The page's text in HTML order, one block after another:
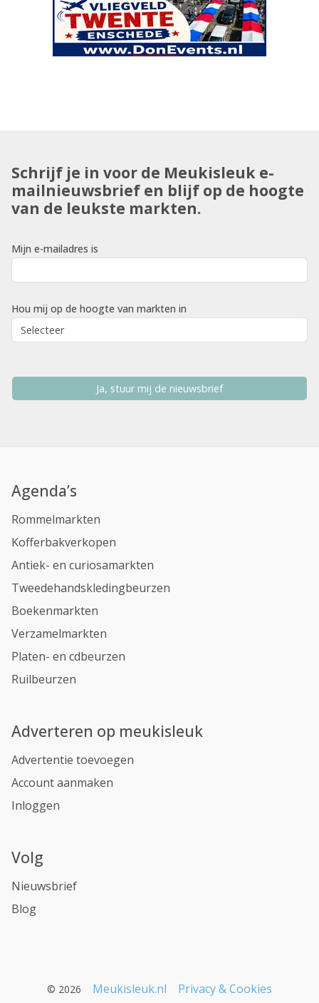
Schrijf je in voor de Meukisleuk e-
mailnieuwsbrief en blijf op de hoogte
van de leukste markten.
Mijn e-mailadres is
Hou mij op de hoogte van markten in
Ja, stuur mij de nieuwsbrief
Agenda’s
Rommelmarkten
Kofferbakverkopen
Antiek- en curiosamarkten
Tweedehandskledingbeurzen
Boekenmarkten
Verzamelmarkten
Platen- en cdbeurzen
Ruilbeurzen
Adverteren op meukisleuk
Advertentie toevoegen
Account aanmaken
Inloggen
Volg
Nieuwsbrief
Blog
© 2026 Meukisleuk.nl Privacy & Cookies